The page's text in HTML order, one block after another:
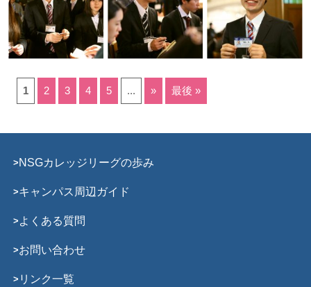
1 2 3 4 5 ... » 最後 »
NSGカレッジリーグの歩み
キャンパス周辺ガイド
よくある質問
お問い合わせ
リンク一覧